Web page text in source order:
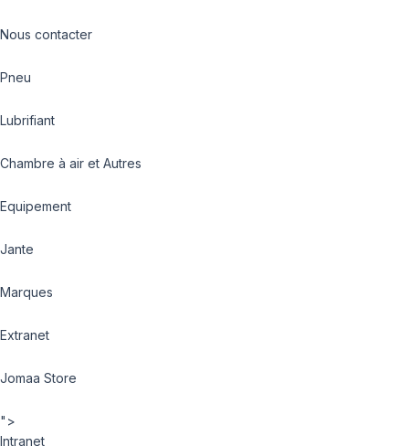
Nous contacter
Pneu
Lubrifiant
Chambre à air et Autres
Equipement
Jante
Marques
Extranet
Jomaa Store
">
Intranet